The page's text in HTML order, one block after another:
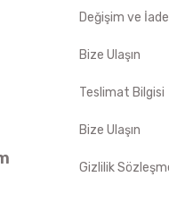
Değişim ve İade
Bize Ulaşın
Teslimat Bilgisi
Bize Ulaşın
Gizlilik